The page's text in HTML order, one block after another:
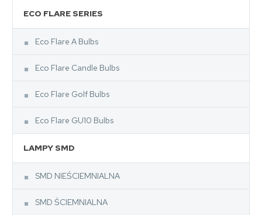
ECO FLARE SERIES
Eco Flare A Bulbs
Eco Flare Candle Bulbs
Eco Flare Golf Bulbs
Eco Flare GU10 Bulbs
LAMPY SMD
SMD NIEŚCIEMNIALNA
SMD ŚCIEMNIALNA